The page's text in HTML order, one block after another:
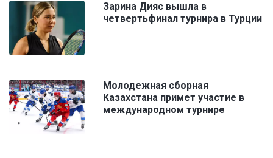
Зарина Дияс вышла в
четвертьфинал турнира в Турции
Молодежная сборная
Казахстана примет участие в
международном турнире